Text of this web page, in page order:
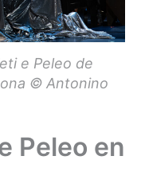
e Peleo de
© Antonino
Peleo en